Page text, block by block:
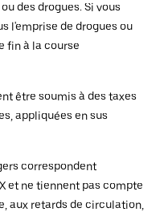
des drogues. Si vous
l'emprise de drogues ou
fin à la course
être soumis à des taxes
appliquées en sus
correspondent
et ne tiennent pas compte
aux retards de circulation,